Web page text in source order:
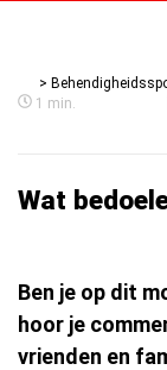
>
1 min.
Wat
Ben je op dit
hoor je
vrienden en